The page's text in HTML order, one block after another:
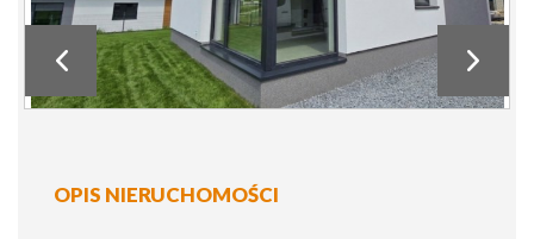
OPIS NIERUCHOMOŚCI